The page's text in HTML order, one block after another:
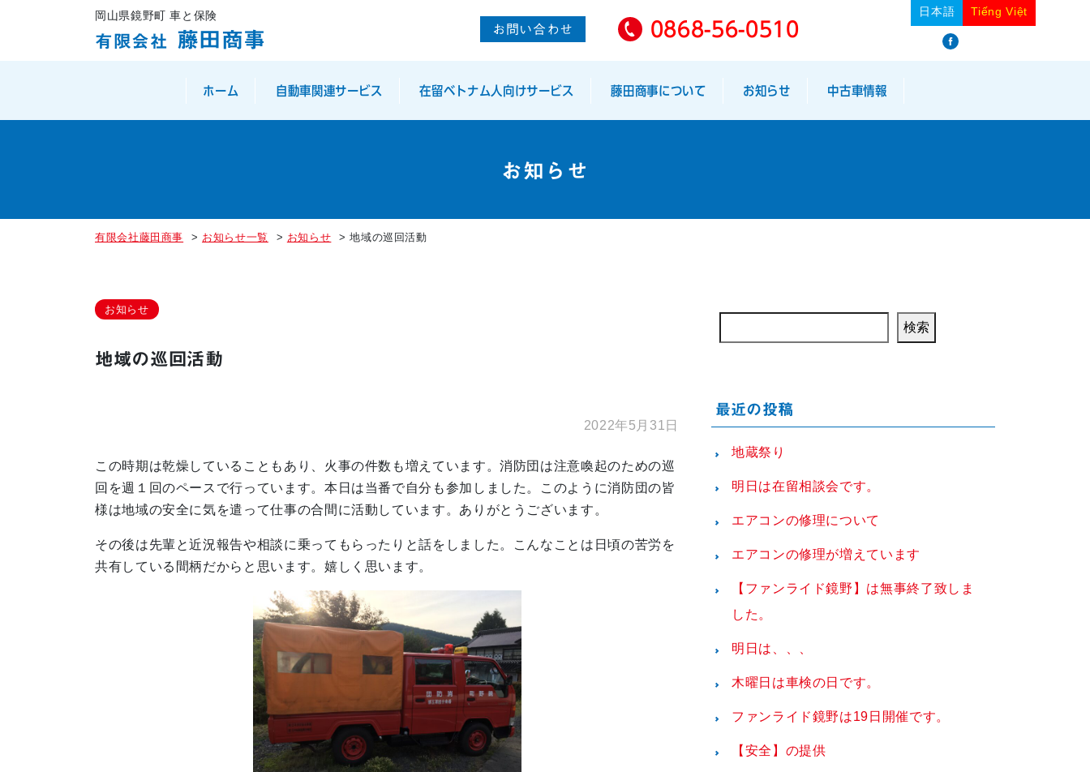
岡山県鏡野町 車と保険
有限会社 藤田商事 お問い合わせ 0868-56-0510
ホーム 自動車関連サービス 在留ベトナム人向けサービス 藤田商事について お知らせ 中古車情報
日本語 Tiếng Việt
お知らせ
有限会社藤田商事 > お知らせ一覧 > お知らせ >地域の巡回活動
お知らせ
地域の巡回活動
2022年5月31日
この時期は乾燥していることもあり、火事の件数も増えています。消防団は注意喚起のための巡
回を週１回のペースで行っています。本日は当番で自分も参加しました。このように消防団の皆
様は地域の安全に気を遣って仕事の合間に活動しています。ありがとうございます。
その後は先輩と近況報告や相談に乗ってもらったりと話をしました。こんなことは日頃の苦労を
共有している間柄だからと思います。嬉しく思います。
検索
最近の投稿
地蔵祭り
明日は在留相談会です。
エアコンの修理について
エアコンの修理が増えています
【ファンライド鏡野】は無事終了致しま
した。
明日は、、、
木曜日は車検の日です。
ファンライド鏡野は19日開催です。
【安全】の提供